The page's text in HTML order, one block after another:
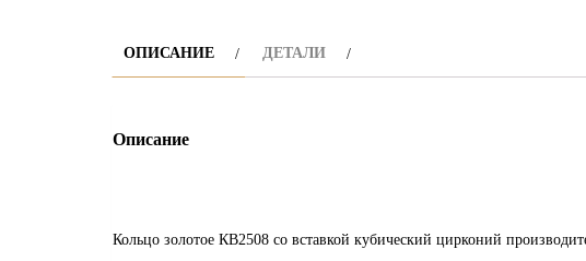
ОПИСАНИЕ ДЕТАЛИ
Описание
Кольцо золотое КВ2508 со вставкой кубический цирконий